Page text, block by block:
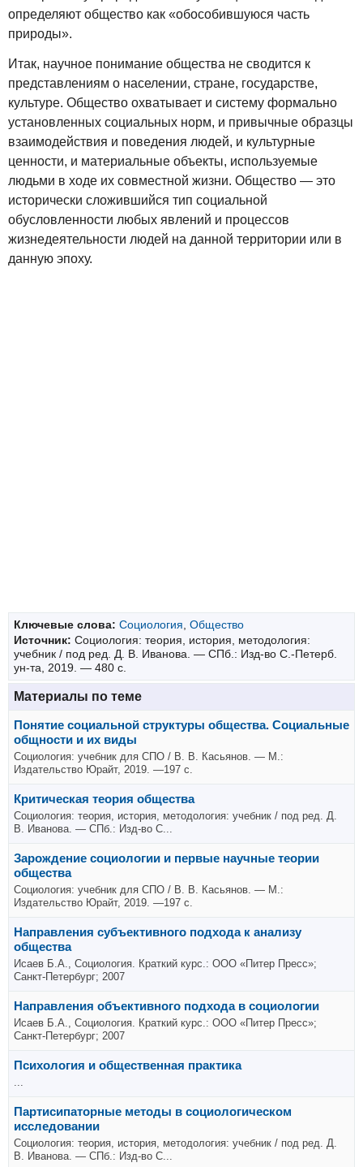
определяют общество как «обособившуюся часть
природы».
Итак, научное понимание общества не сводится к
представлениям о населении, стране, государстве,
культуре. Общество охватывает и систему формально
установленных социальных норм, и привычные образцы
взаимодействия и поведения людей, и культурные
ценности, и материальные объекты, используемые
людьми в ходе их совместной жизни. Общество — это
исторически сложившийся тип социальной
обусловленности любых явлений и процессов
жизнедеятельности людей на данной территории или в
данную эпоху.
Ключевые слова: Социология Общество
Источник: Социология: теория, история, методология:
учебник / под ред. Д. В. Иванова. — СПб.: Изд-во С.-Петерб.
ун-та, 2019. — 480 с.
Материалы по теме
Понятие социальной структуры общества. Социальные
общности и их виды
Социология: учебник для СПО / В. В. Касьянов. — М.:
Издательство Юрайт, 2019. —197 с.
Критическая теория общества
Социология: теория, история, методология: учебник / под ред. Д.
В. Иванова. — СПб.: Изд-во С...
Зарождение социологии и первые научные теории
общества
Социология: учебник для СПО / В. В. Касьянов. — М.:
Издательство Юрайт, 2019. —197 с.
Направления субъективного подхода к анализу
общества
Исаев Б.А., Социология. Краткий курс.: ООО «Питер Пресс»;
Санкт-Петербург; 2007
Направления объективного подхода в социологии
Исаев Б.А., Социология. Краткий курс.: ООО «Питер Пресс»;
Санкт-Петербург; 2007
Психология и общественная практика
Партисипаторные методы в социологическом
исследовании
Социология: теория, история, методология: учебник / под ред. Д.
В. Иванова. — СПб.: Изд-во С...